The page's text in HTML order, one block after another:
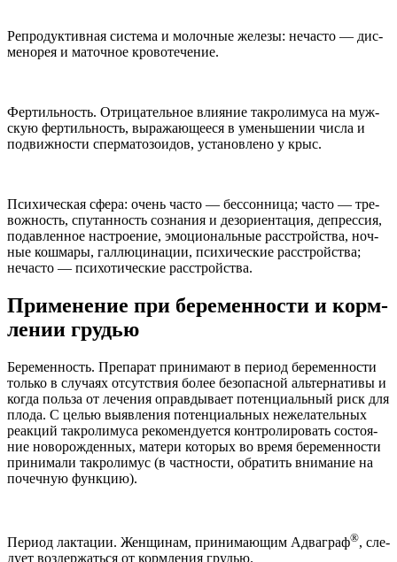
Репро­дук­тив­ная система и молоч­ные железы: неча­сто — дис­
ме­но­рея и маточ­ное кровотечение.
Фер­тиль­ность. Отрица­тель­ное вли­я­ние такро­лимуса на муж­
скую фер­тиль­ность, выражающе­еся в уменьше­нии числа и
подвиж­но­сти сперма­то­зо­и­дов, уста­нов­лено у крыс.
Пси­хи­че­ская сфера: очень часто — бес­сон­ница; часто — тре­
вож­ность, спу­тан­ность созна­ния и дез­ори­ен­тация, депрес­сия,
подав­лен­ное настро­е­ние, эмоци­о­наль­ные рас­стройства, ноч­
ные кошмары, гал­лю­ци­нации, пси­хи­че­ские рас­стройства;
неча­сто — пси­хо­ти­че­ские расстройства.
При­ме­не­ние при беремен­но­сти и корм­
ле­нии грудью
Беремен­ность. Препа­рат при­нимают в период беремен­но­сти
только в слу­чаях отсут­ствия более без­опас­ной аль­тер­на­тивы и
когда польза от лече­ния оправ­ды­вает потенци­аль­ный риск для
плода. С целью выяв­ле­ния потенци­аль­ных неже­ла­тель­ных
реакций такро­лимуса рекомен­ду­ется кон­тро­ли­ро­вать состо­я­
ние ново­рож­ден­ных, матери кото­рых во время беремен­но­сти
при­нимали такро­лимус (в част­но­сти, обра­тить внима­ние на
почеч­ную функцию).
Период лак­тации. Женщи­нам, при­нимающим Адваграф®, сле­
дует воз­держаться от корм­ле­ния грудью.